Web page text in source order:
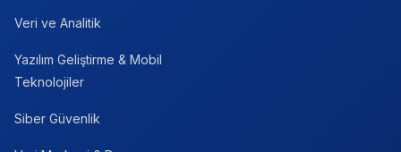
Veri ve Analitik
Yazılım Geliştirme & Mobil
Teknolojiler
Siber Güvenlik